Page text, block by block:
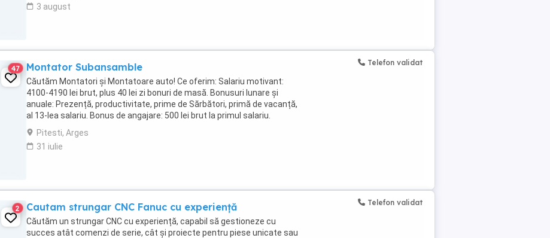
3 august
47 Montator Subansamble
Căutăm Montatori și Montatoare auto! Ce oferim: Salariu motivant:
4100-4190 lei brut, plus 40 lei zi bonuri de masă. Bonusuri lunare și
anuale: Prezență, productivitate, prime de Sărbători, primă de vacanță,
al 13-lea salariu. Bonus de angajare: 500 lei brut la primul salariu.
Contract pe perioadă ...
Pitesti, Arges
31 iulie
Telefon validat
2 Cautam strungar CNC Fanuc cu experiență
Căutăm un strungar CNC cu experiență, capabil să gestioneze cu
succes atât comenzi de serie, cât și proiecte pentru piese unicate sau
Telefon validat